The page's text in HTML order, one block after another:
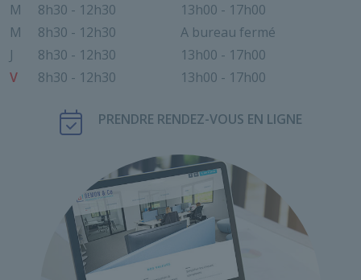
M
M
J
V
8h30 - 12h30
8h30 - 12h30
8h30 - 12h30
8h30 - 12h30
13h00 - 17h00
A bureau fermé
13h00 - 17h00
13h00 - 17h00
PRENDRE RENDEZ-VOUS EN LIGNE